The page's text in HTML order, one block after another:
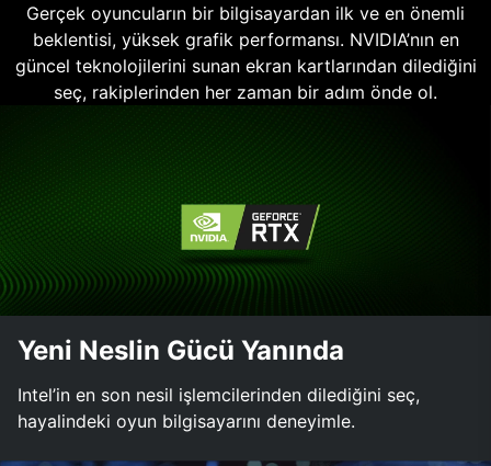
Gerçek oyuncuların bir bilgisayardan ilk ve en önemli
beklentisi, yüksek grafik performansı. NVIDIA’nın en
güncel teknolojilerini sunan ekran kartlarından dilediğini
seç, rakiplerinden her zaman bir adım önde ol.
Yeni Neslin Gücü Yanında
Intel’in en son nesil işlemcilerinden dilediğini seç,
hayalindeki oyun bilgisayarını deneyimle.